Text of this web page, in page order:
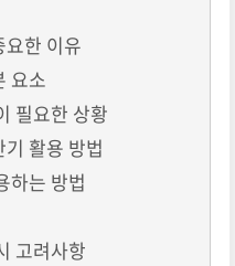
요한 이유
요소
필요한 상황
활용 방법
하는 방법
고려사항